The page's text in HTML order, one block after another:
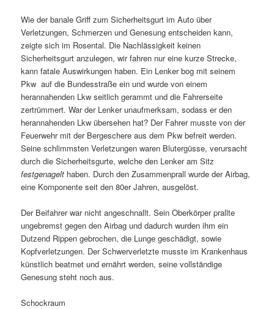
Wie der banale Griff zum Sicherheitsgurt im Auto über
Verletzungen, Schmerzen und Genesung entscheiden kann,
zeigte sich im Rosental. Die Nachlässigkeit keinen
Sicherheitsgurt anzulegen, wir fahren nur eine kurze Strecke,
kann fatale Auswirkungen haben. Ein Lenker bog mit seinem
Pkw auf die Bundesstraße ein und wurde von einem
herannahenden Lkw seitlich gerammt und die Fahrerseite
zertrümmert. War der Lenker unaufmerksam, sodass er den
herannahenden Lkw übersehen hat? Der Fahrer musste von der
Feuerwehr mit der Bergeschere aus dem Pkw befreit werden.
Seine schlimmsten Verletzungen waren Blutergüsse, verursacht
durch die Sicherheitsgurte, welche den Lenker am Sitz
festgenagelt haben. Durch den Zusammenprall wurde der Airbag,
eine Komponente seit den 80er Jahren, ausgelöst.
Der Beifahrer war nicht angeschnallt. Sein Oberkörper prallte
ungebremst gegen den Airbag und dadurch wurden ihm ein
Dutzend Rippen gebrochen, die Lunge geschädigt, sowie
Kopfverletzungen. Der Schwerverletzte musste im Krankenhaus
künstlich beatmet und ernährt werden, seine vollständige
Genesung steht noch aus.
Schockraum